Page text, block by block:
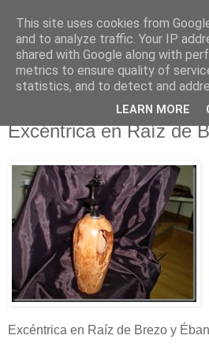
RAFAEL SAIGÍ
Torneado Creativo - La Orotava
domingo, 16 de noviembre de
Excéntrica en Raíz de
Excéntrica en Raíz de Brezo y
This site uses cookies from
and to analyze traffic. Your IP
shared with Google along with
metrics to ensure quality of
statistics, and to detect and
LEARN MORE